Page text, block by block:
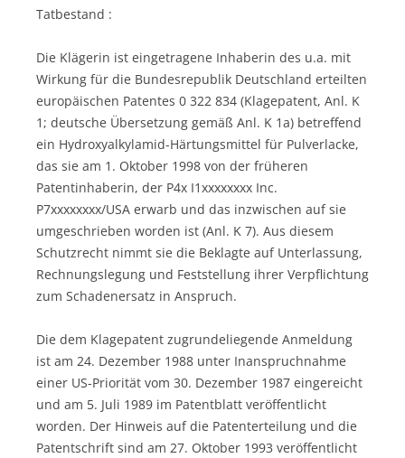
Tatbestand :
Die Klägerin ist eingetragene Inhaberin des u.a. mit
Wirkung für die Bundesrepublik Deutschland erteilten
europäischen Patentes 0 322 834 (Klagepatent, Anl. K
1; deutsche Übersetzung gemäß Anl. K 1a) betreffend
ein Hydroxyalkylamid-Härtungsmittel für Pulverlacke,
das sie am 1. Oktober 1998 von der früheren
Patentinhaberin, der P4x I1xxxxxxxx Inc.
P7xxxxxxxx/USA erwarb und das inzwischen auf sie
umgeschrieben worden ist (Anl. K 7). Aus diesem
Schutzrecht nimmt sie die Beklagte auf Unterlassung,
Rechnungslegung und Feststellung ihrer Verpflichtung
zum Schadenersatz in Anspruch.
Die dem Klagepatent zugrundeliegende Anmeldung
ist am 24. Dezember 1988 unter Inanspruchnahme
einer US-Priorität vom 30. Dezember 1987 eingereicht
und am 5. Juli 1989 im Patentblatt veröffentlicht
worden. Der Hinweis auf die Patenterteilung und die
Patentschrift sind am 27. Oktober 1993 veröffentlicht